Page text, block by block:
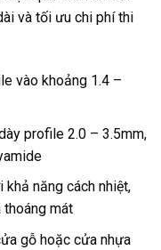
và tối ưu chi phí thi
vào khoảng 1.4 –
profile 2.0 – 3.5mm,
năng cách nhiệt,
mát
gỗ hoặc cửa nhựa